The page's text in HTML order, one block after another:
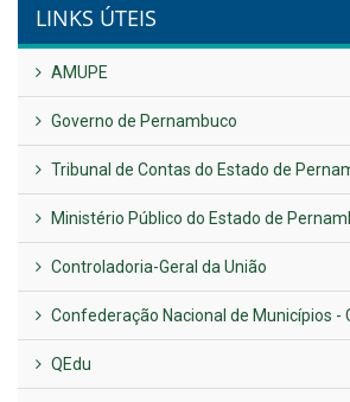
LINKS ÚTEIS
AMUPE
Governo de Pernambuco
Tribunal de Contas do Estado de
Ministério Público do Estado de
Controladoria-Geral da União
Confederação Nacional de Municípios -
QEdu